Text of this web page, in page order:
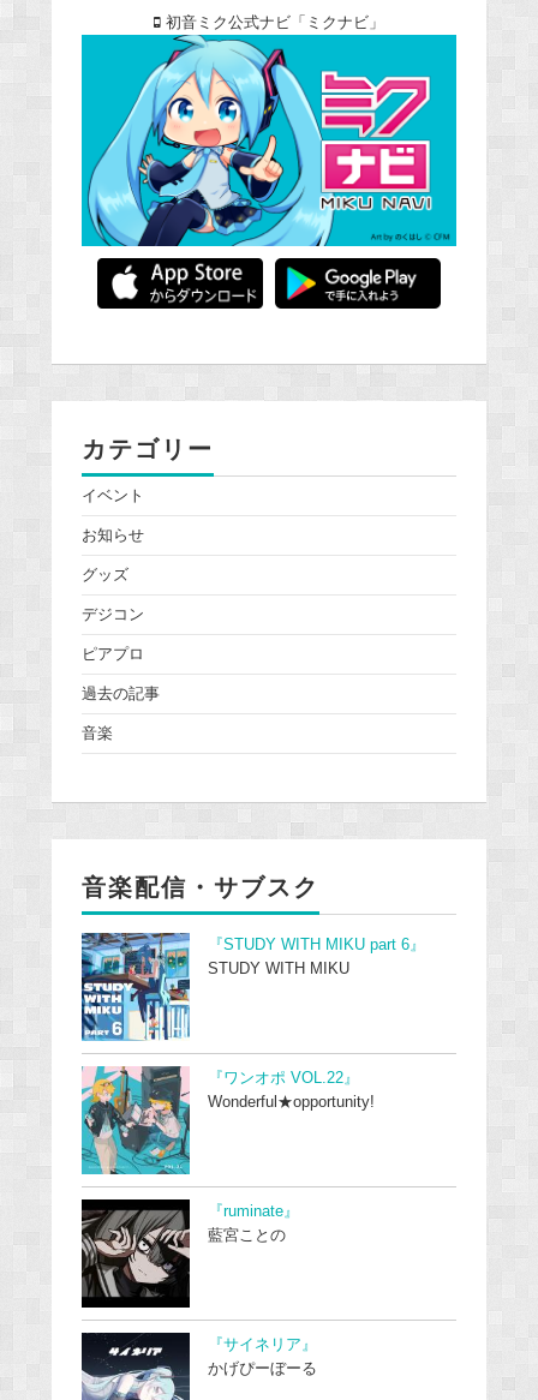
初音ミク公式ナビ「ミクナビ」
カテゴリー
イベント
お知らせ
グッズ
デジコン
ピアプロ
過去の記事
音楽
音楽配信・サブスク
『STUDY WITH MIKU part 6』
STUDY WITH MIKU
『ワンオポ VOL.22』
Wonderful★opportunity!
『ruminate』
藍宮ことの
『サイネリア』
かげぴーぼーる